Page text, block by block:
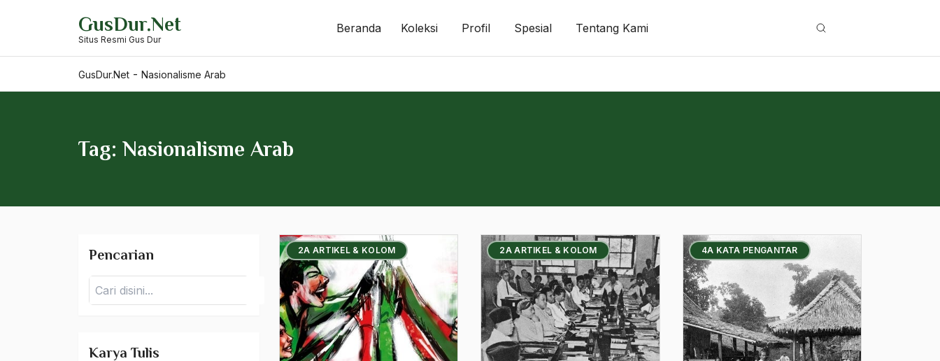
GusDur.Net
Situs Resmi Gus Dur
Beranda Koleksi Profil Spesial Tentang Kami
GusDur.Net - Nasionalisme Arab
Tag: Nasionalisme Arab
2A ARTIKEL & KOLOM 2A ARTIKEL & KOLOM 4A KATA PENGANTAR
Pencarian
Pencarian
Karya Tulis
Munir
Munir Said Thalibi
Musik
Musisi
Muslim Radikal
Muslim Timur Tengah